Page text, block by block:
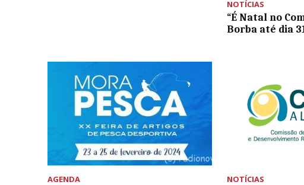
NOTÍCIAS
“É Natal no
Borba até dia
AGENDA NOTÍCIAS